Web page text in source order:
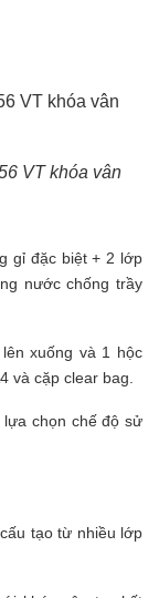
VT khóa vân
gỉ đặc biệt + 2 lớp
nước chống trầy
xuống và 1 hộc
và cặp clear bag.
chọn chế độ sử
tạo từ nhiều lớp